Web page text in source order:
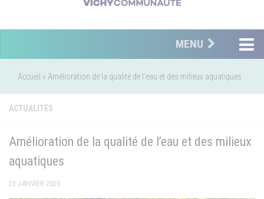
MENU
Accueil » Amélioration de la qualité de l’eau et des milieux aquatiques
ACTUALITÉS
Amélioration de la qualité de l’eau et des milieux
aquatiques
23 JANVIER 2020